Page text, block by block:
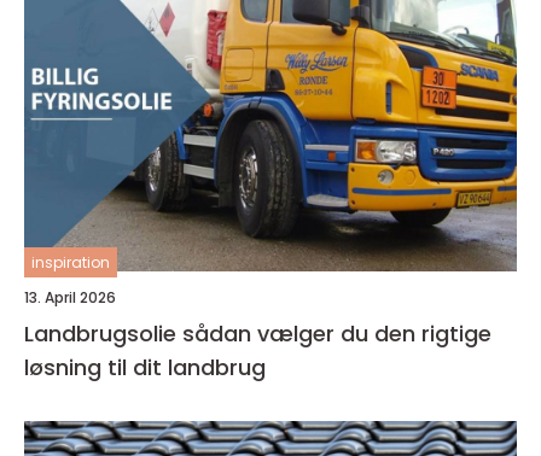
inspiration
13. April 2026
Landbrugsolie sådan vælger du den rigtige
løsning til dit landbrug